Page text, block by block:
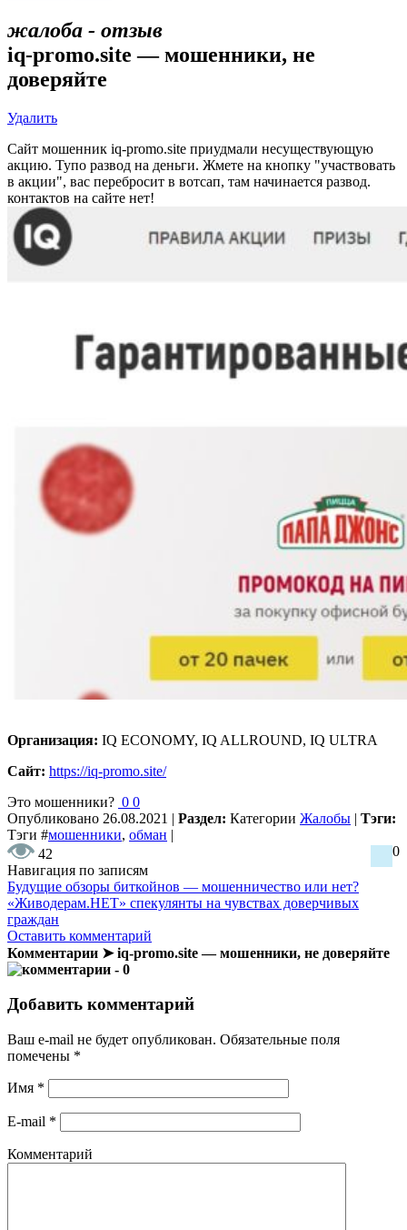
жалоба - отзыв
iq-promo.site — мошенники, не
доверяйте
Удалить
Сайт мошенник iq-promo.site приудмали несуществующую
акцию. Тупо развод на деньги. Жмете на кнопку "участвовать
в акции", вас перебросит в вотсап, там начинается развод.
контактов на сайте нет!
Организация: IQ ECONOMY, IQ ALLROUND, IQ ULTRA
Сайт: https://iq-promo.site/
Это мошенники? 0 0
Опубликовано 26.08.2021 | Раздел: Категории Жалобы | Тэги:
Тэги #мошенники, обман |
42
0
Навигация по записям
Будущие обзоры биткойнов — мошенничество или нет?
«Живодерам.НЕТ» спекулянты на чувствах доверчивых
граждан
Оставить комментарий
Комментарии ➤ iq-promo.site — мошенники, не доверяйте
- 0
Добавить комментарий
Ваш e-mail не будет опубликован. Обязательные поля
помечены *
Имя *
E-mail *
Комментарий